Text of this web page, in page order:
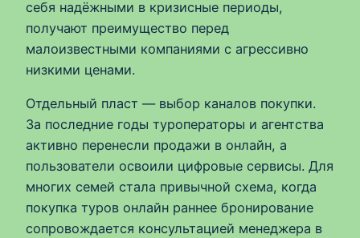
себя надёжными в кризисные периоды,
получают преимущество перед
малоизвестными компаниями с агрессивно
низкими ценами.
Отдельный пласт — выбор каналов покупки.
За последние годы туроператоры и агентства
активно перенесли продажи в онлайн, а
пользователи освоили цифровые сервисы. Для
многих семей стала привычной схема, когда
покупка туров онлайн раннее бронирование
сопровождается консультацией менеджера в